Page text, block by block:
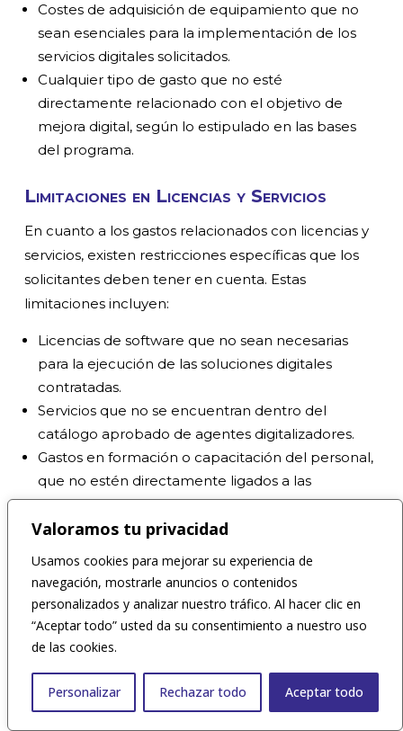
Valoramos tu privacidad
Usamos cookies para mejorar su experiencia de
navegación, mostrarle anuncios o contenidos
personalizados y analizar nuestro tráfico. Al hacer clic en
“Aceptar todo” usted da su consentimiento a nuestro uso
de las cookies.
Personalizar Rechazar todo Aceptar todo
Costes de adquisición de equipamiento que no
sean esenciales para la implementación de los
servicios digitales solicitados.
Cualquier tipo de gasto que no esté
directamente relacionado con el objetivo de
mejora digital, según lo estipulado en las bases
del programa.
Limitaciones en Licencias y Servicios
En cuanto a los gastos relacionados con licencias y
servicios, existen restricciones específicas que los
solicitantes deben tener en cuenta. Estas
limitaciones incluyen:
Licencias de software que no sean necesarias
para la ejecución de las soluciones digitales
contratadas.
Servicios que no se encuentran dentro del
catálogo aprobado de agentes digitalizadores.
Gastos en formación o capacitación del personal,
que no estén directamente ligados a las
herramientas adquiridas a través del bono digital.
registro claro de los gastos y consulten las bases
del programa para garantizar que sus solicitudes
cumplan con todos los criterios establecidos. De
este modo, se optimiza el uso del bono digital y se
evita cualquier contratiempo durante el proceso de
evaluación.